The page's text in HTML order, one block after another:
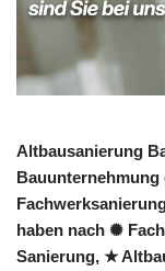
Altbausanierung
haben nach ✺
Sanierung, ★